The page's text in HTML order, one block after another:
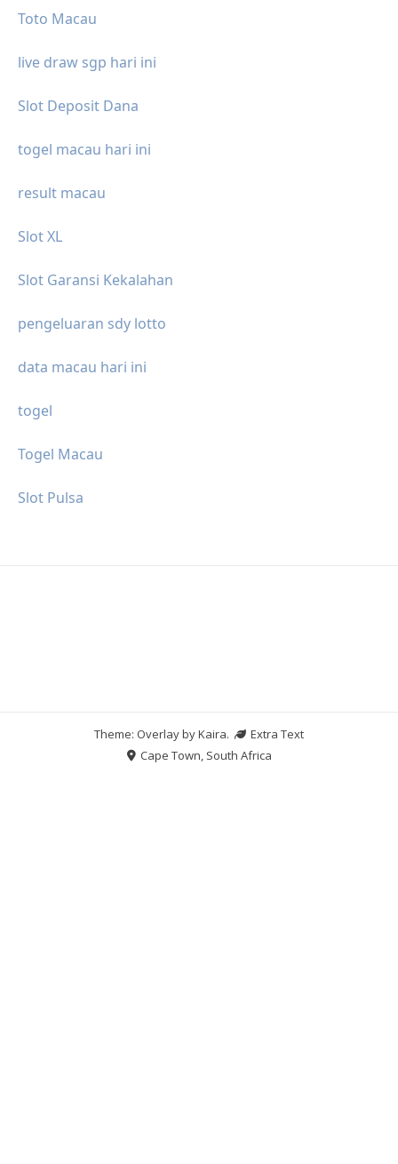
Toto Macau
live draw sgp hari ini
Slot Deposit Dana
togel macau hari ini
result macau
Slot XL
Slot Garansi Kekalahan
pengeluaran sdy lotto
data macau hari ini
togel
Togel Macau
Slot Pulsa
Theme: Overlay byKaira.
Extra Text
Cape Town, South Africa